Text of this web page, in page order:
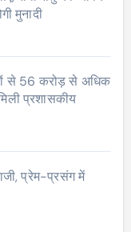
मुनादी
से 56 करोड़ से अधिक
प्रशासकीय
प्रेम-प्रसंग में